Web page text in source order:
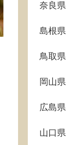
奈良県
島根県
鳥取県
岡山県
広島県
山口県